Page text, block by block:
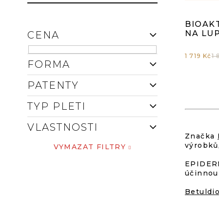
A
N
E
L
CENA
FORMA
PATENTY
TYP PLETI
VLASTNOSTI
VYMAZAT FILTRY
K
T
NA
z
5
1 719 Kč1
Značka